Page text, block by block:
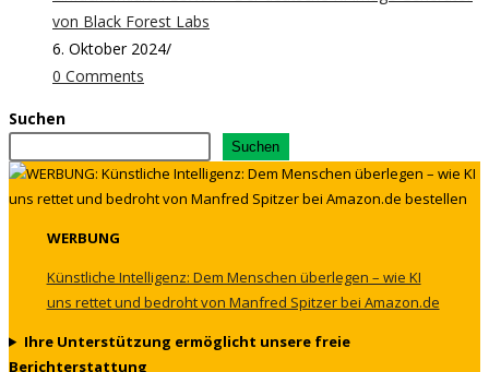
von Black Forest Labs
6. Oktober 2024/
0 Comments
Suchen
Suchen
WERBUNG
Künstliche Intelligenz: Dem Menschen überlegen – wie KI
uns rettet und bedroht von Manfred Spitzer bei Amazon.de
Ihre Unterstützung ermöglicht unsere freie
Berichterstattung